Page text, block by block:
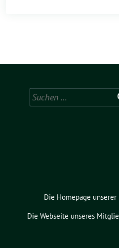
Suchen
nach:
Die Homepage unserer
Die Webseite unseres